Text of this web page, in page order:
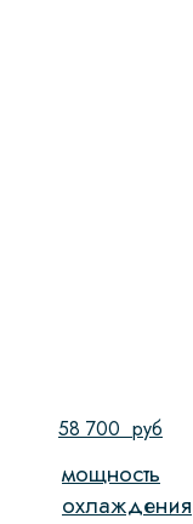
58 700 руб
мощность
охлаждения